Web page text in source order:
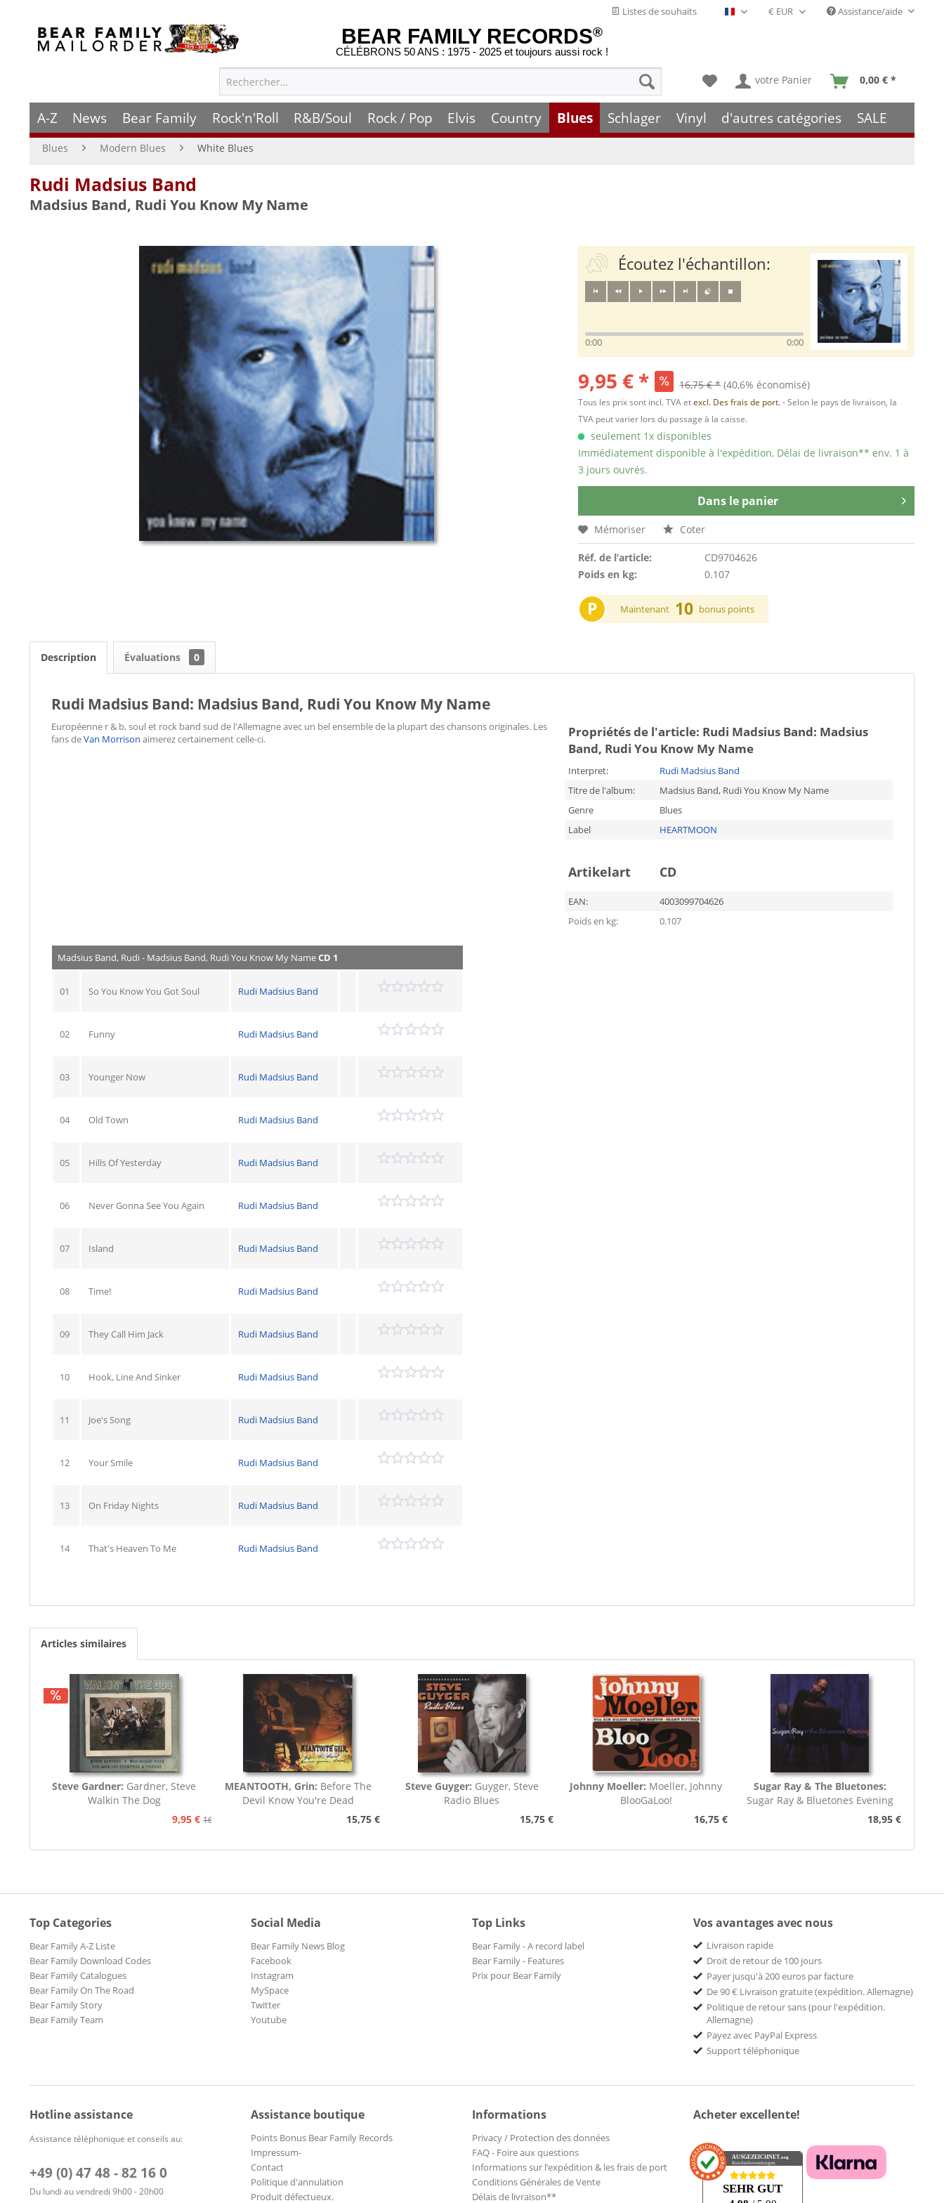
Listes de souhaits Français- FR Assistance/aide
BEAR FAMILY RECORDS®
CÉLÉBRONS 50 ANS : 1975 - 2025 et toujours aussi rock !
votre Panier 0,00 € *
A-Z News Bear Family Rock'n'Roll R&B/Soul Rock / Pop Elvis Country Blues Schlager Vinyl d'autres catégories SALE
Blues Modern Blues White Blues
Rudi Madsius Band
Madsius Band, Rudi You Know My Name
Écoutez l'échantillon:
0:00 0:00
9,95 € * 16,75 € * (40,6% économisé)
Tous les prix sont incl. TVA etexcl. Des frais de port.- Selon le pays de livraison, la
TVA peut varier lors du passage à la caisse.
seulement 1x disponibles
Immédiatement disponible à l'expédition, Délai de livraison** env. 1 à
3 jours ouvrés.
Dans le panier
Mémoriser Coter
Réf. de l’article:
CD9704626
Poids en kg:
0.107
P Maintenant 10 bonus points
Description Évaluations 0
Rudi Madsius Band: Madsius Band, Rudi You Know My Name
Européenne r & b, soul et rock band sud de l'Allemagne avec un bel ensemble de la plupart des chansons originales. Les
fans deVan Morrison aimerez certainement celle-ci. Propriétés de l'article: Rudi Madsius Band: Madsius
Band, Rudi You Know My Name
Interpret:
Rudi Madsius Band
Titre de l'album:
Madsius Band, Rudi You Know My Name
Genre
Blues
Label
HEARTMOON
Artikelart CD
EAN:
4003099704626
Poids en kg:
0.107
Madsius Band, Rudi - Madsius Band, Rudi You Know My NameCD 1
01 So You Know You Got Soul Rudi Madsius Band
02 Funny Rudi Madsius Band
03 Younger Now Rudi Madsius Band
04 Old Town Rudi Madsius Band
05 Hills Of Yesterday Rudi Madsius Band
06 Never Gonna See You Again Rudi Madsius Band
07 Island Rudi Madsius Band
08 Time! Rudi Madsius Band
09 They Call Him Jack Rudi Madsius Band
10 Hook, Line And Sinker Rudi Madsius Band
11 Joe's Song Rudi Madsius Band
12 Your Smile Rudi Madsius Band
13 On Friday Nights Rudi Madsius Band
14 That's Heaven To Me Rudi Madsius Band
Articles similaires
Steve Gardner: Gardner, Steve
Walkin The Dog
9,95 € 16,75 €
MEANTOOTH, Grin: Before The
Devil Know You're Dead
15,75 €
Steve Guyger: Guyger, Steve
Radio Blues
15,75 €
Johnny Moeller: Moeller, Johnny
BlooGaLoo!
16,75 €
Sugar Ray & The Bluetones:
Sugar Ray & Bluetones Evening
18,95 €
Top Categories
Bear Family A-Z Liste
Bear Family Download Codes
Bear Family Catalogues
Bear Family On The Road
Bear Family Story
Bear Family Team
Social Media
Bear Family News Blog
Facebook
Instagram
MySpace
Twitter
Youtube
Top Links
Bear Family - A record label
Bear Family - Features
Prix pour Bear Family
Vos avantages avec nous
Livraison rapide
Droit de retour de 100 jours
Payer jusqu'à 200 euros par facture
De 90 € Livraison gratuite (expédition. Allemagne)
Politique de retour sans (pour l'expédition.
Allemagne)
Payez avec PayPal Express
Support téléphonique
Hotline assistance
Assistance téléphonique et conseils au:
+49 (0) 47 48 - 82 16 0
Du lundi au vendredi 9h00 - 20h00
Assistance boutique
Points Bonus Bear Family Records
Impressum-
Contact
Politique d'annulation
Produit défectueux.
Informations
Privacy / Protection des données
FAQ - Foire aux questions
Informations sur l’expédition & les frais de port
Conditions Générales de Vente
Délais de livraison**
Acheter excellente!
AUSGEZEICHNET.org
Kundenbewertungen
SEHR GUT